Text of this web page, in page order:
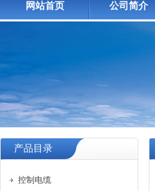
网站首页 公司简介
产品目录
控制电缆